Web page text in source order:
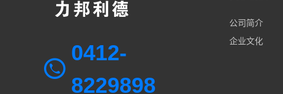
0412-
8229898
公司简介
企业文化